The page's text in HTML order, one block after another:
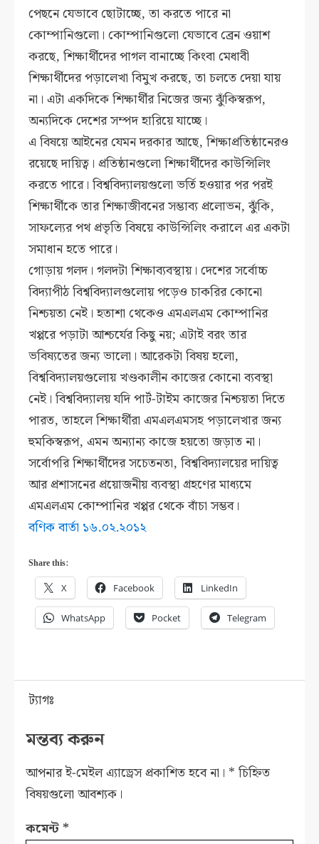
পেছনে যেভাবে ছোটাচ্ছে, তা করতে পারে না
কোম্পানিগুলো। কোম্পানিগুলো যেভাবে ব্রেন ওয়াশ
করছে, শিক্ষার্থীদের পাগল বানাচ্ছে কিংবা মেধাবী
শিক্ষার্থীদের পড়ালেখা বিমুখ করছে, তা চলতে দেয়া যায়
না। এটা একদিকে শিক্ষার্থীর নিজের জন্য ঝুঁকিস্বরূপ,
অন্যদিকে দেশের সম্পদ হারিয়ে যাচ্ছে।
এ বিষয়ে আইনের যেমন দরকার আছে, শিক্ষাপ্রতিষ্ঠানেরও
রয়েছে দায়িত্ব। প্রতিষ্ঠানগুলো শিক্ষার্থীদের কাউন্সিলিং
করতে পারে। বিশ্ববিদ্যালয়গুলো ভর্তি হওয়ার পর পরই
শিক্ষার্থীকে তার শিক্ষাজীবনের সম্ভাব্য প্রলোভন, ঝুঁকি,
সাফল্যের পথ প্রভৃতি বিষয়ে কাউন্সিলিং করালে এর একটা
সমাধান হতে পারে।
গোড়ায় গলদ। গলদটা শিক্ষাব্যবস্থায়। দেশের সর্বোচ্চ
বিদ্যাপীঠ বিশ্ববিদ্যালগুলোয় পড়েও চাকরির কোনো
নিশ্চয়তা নেই। হতাশা থেকেও এমএলএম কোম্পানির
খপ্পরে পড়াটা আশ্চর্যের কিছু নয়; এটাই বরং তার
ভবিষ্যতের জন্য ভালো। আরেকটা বিষয় হলো,
বিশ্ববিদ্যালয়গুলোয় খণ্ডকালীন কাজের কোনো ব্যবস্থা
নেই। বিশ্ববিদ্যালয় যদি পার্ট-টাইম কাজের নিশ্চয়তা দিতে
পারত, তাহলে শিক্ষার্থীরা এমএলএমসহ পড়ালেখার জন্য
হুমকিস্বরূপ, এমন অন্যান্য কাজে হয়তো জড়াত না।
সর্বোপরি শিক্ষার্থীদের সচেতনতা, বিশ্ববিদ্যালয়ের দায়িত্ব
আর প্রশাসনের প্রয়োজনীয় ব্যবস্থা গ্রহণের মাধ্যমে
এমএলএম কোম্পানির খপ্পর থেকে বাঁচা সম্ভব।
বণিক বার্তা ১৬.০২.২০১২
Share this:
X Facebook LinkedIn
WhatsApp Pocket Telegram
ট্যাগঃ
মন্তব্য করুন
আপনার ই-মেইল এ্যাড্রেস প্রকাশিত হবে না। * চিহ্নিত
বিষয়গুলো আবশ্যক।
কমেন্ট *